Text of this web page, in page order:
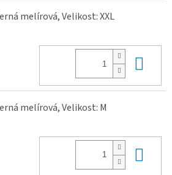
melírová, Velikost: XXL
melírová, Velikost: M